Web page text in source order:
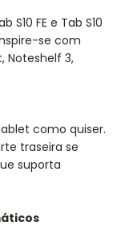
FE e Tab S10
se com
Noteshelf 3,
como quiser.
traseira se
suporta